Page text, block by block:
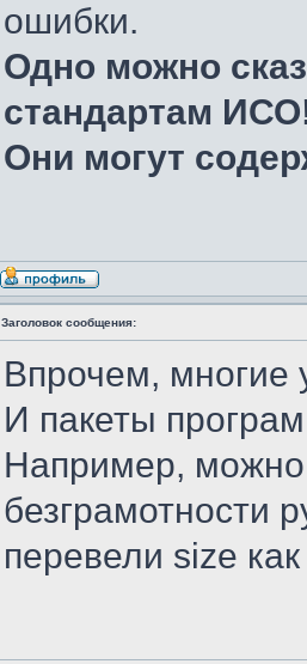
ошибки.
Одно можно
стандартам
Они могут
Заголовок сообщения:
Впрочем, многие
И пакеты
Например, можно
безграмотности
перевели size